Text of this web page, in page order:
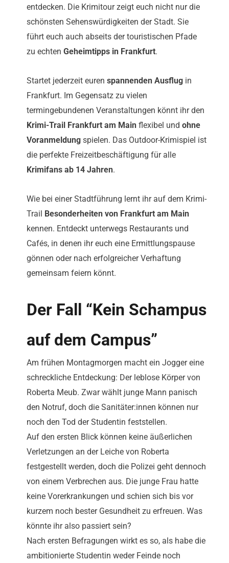
entdecken. Die Krimitour zeigt euch nicht nur die
schönsten Sehenswürdigkeiten der Stadt. Sie
führt euch auch abseits der touristischen Pfade
zu echten Geheimtipps in Frankfurt.
Startet jederzeit euren spannenden Ausflug in
Frankfurt. Im Gegensatz zu vielen
termingebundenen Veranstaltungen könnt ihr den
Krimi-Trail Frankfurt am Main flexibel und ohne
Voranmeldung spielen. Das Outdoor-Krimispiel ist
die perfekte Freizeitbeschäftigung für alle
Krimifans ab 14 Jahren.
Wie bei einer Stadtführung lernt ihr auf dem Krimi-
Trail
Besonderheiten von Frankfurt am Main
kennen. Entdeckt unterwegs Restaurants und
Cafés, in denen ihr euch eine Ermittlungspause
gönnen oder nach erfolgreicher Verhaftung
gemeinsam feiern könnt.
Der Fall “Kein Schampus
auf dem Campus”
Am frühen Montagmorgen macht ein Jogger eine
schreckliche Entdeckung: Der leblose Körper von
Roberta Meub. Zwar wählt junge Mann panisch
den Notruf, doch die Sanitäter:innen können nur
noch den Tod der Studentin feststellen.
Auf den ersten Blick können keine äußerlichen
Verletzungen an der Leiche von Roberta
festgestellt werden, doch die Polizei geht dennoch
von einem Verbrechen aus. Die junge Frau hatte
keine Vorerkrankungen und schien sich bis vor
kurzem noch bester Gesundheit zu erfreuen. Was
könnte ihr also passiert sein?
Nach ersten Befragungen wirkt es so, als habe die
ambitionierte Studentin weder Feinde noch